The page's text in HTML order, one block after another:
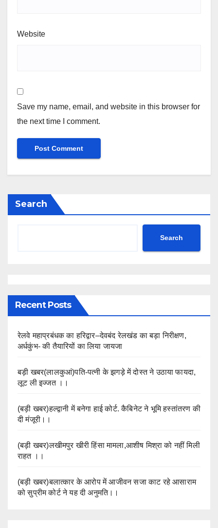
Website
Save my name, email, and website in this browser for
the next time I comment.
Search
Search
Recent Posts
रेलवे महाप्रबंधक का हरिद्वार–देवबंद रेलखंड का बड़ा निरीक्षण,
अर्धकुंभ- की तैयारियों का लिया जायजा
बड़ी खबर(लालकुआं)पति-पत्नी के झगड़े में दोस्त ने उठाया फायदा,
लूट ली इज्जत ।।
(बड़ी खबर)हल्द्वानी में बनेगा हाई कोर्ट. कैबिनेट ने भूमि हस्तांतरण की
दी मंजूरी।।
(बड़ी खबर)लखीमपुर खीरी हिंसा मामला,आशीष मिश्रा को नहीं मिली
राहत ।।
(बड़ी खबर)बलात्कार के आरोप में आजीवन सजा काट रहे आसाराम
को सुप्रीम कोर्ट ने यह दी अनुमति।।